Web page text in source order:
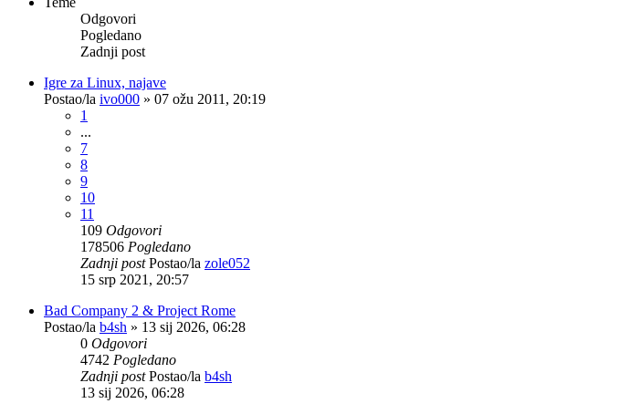
Odgovori
Pogledano
Zadnji post
Igre za Linux, najave
Postao/la ivo000 » 07 ožu 2011, 20:19
1
...
7
8
9
10
11
109 Odgovori
178506 Pogledano
Zadnji postPostao/la zole052
15 srp 2021, 20:57
Bad Company 2 & Project Rome
Postao/la b4sh » 13 sij 2026, 06:28
0 Odgovori
4742 Pogledano
Zadnji postPostao/la b4sh
13 sij 2026, 06:28